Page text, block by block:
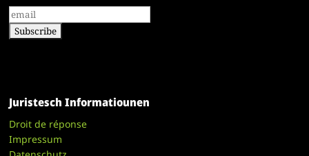
Juristesch Informatiounen
Droit de réponse
Impressum